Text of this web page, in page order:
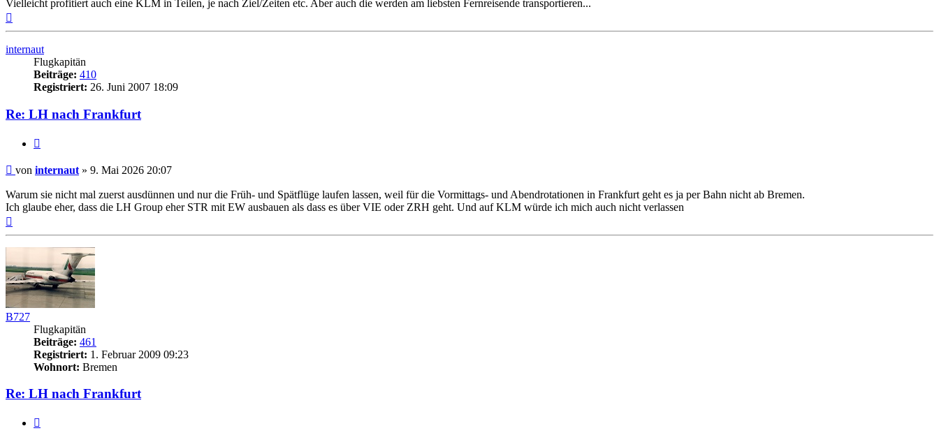
Vielleicht profitiert auch eine KLM in Teilen, je nach Ziel/Zeiten etc. Aber auch die werden am liebsten Fernreisende transportieren...
internaut
Flugkapitän
Beiträge: 410
Registriert: 26. Juni 2007 18:09
Re: LH nach Frankfurt
Ungelesener
von internaut » 9. Mai 2026 20:07
Warum sie nicht mal zuerst ausdünnen und nur die Früh- und Spätflüge laufen lassen, weil für die Vormittags- und Abendrotationen in Frankfurt geht es ja per Bahn nicht ab Bremen.
Ich glaube eher, dass die LH Group eher STR mit EW ausbauen als dass es über VIE oder ZRH geht. Und auf KLM würde ich mich auch nicht verlassen
B727
Flugkapitän
Beiträge: 461
Registriert: 1. Februar 2009 09:23
Wohnort: Bremen
Re: LH nach Frankfurt